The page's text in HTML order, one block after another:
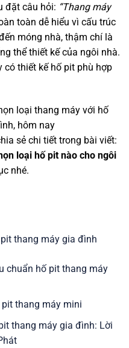
đặt câu hỏi: “Thang máy
toàn dễ hiểu vì cấu trúc
móng nhà, thậm chí là
thể thiết kế của ngôi nhà.
có thiết kế hố pit phù hợp
loại thang máy với hố
hôm nay
sẻ chi tiết trong bài viết:
loại hố pit nào cho ngôi
nhé.
thang máy gia đình
chuẩn hố pit thang máy
thang máy mini
thang máy gia đình: Lời